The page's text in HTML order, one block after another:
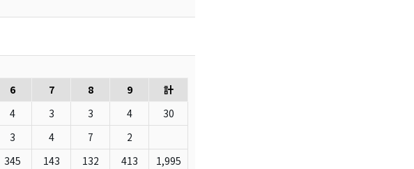
6 7 8 9 計
4 3 3 4 30
3 4 7 2
345 143 132 413 1,995